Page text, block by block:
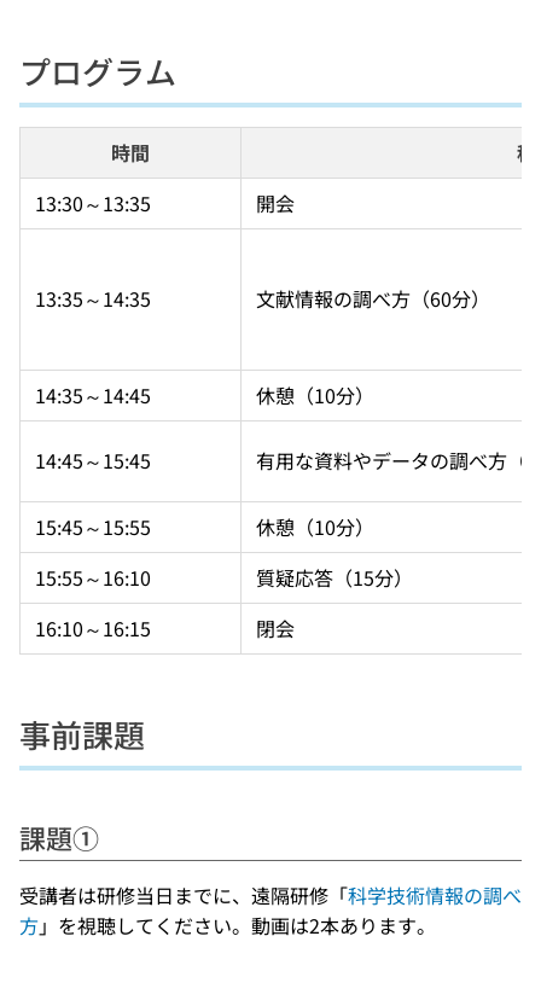
プログラム
時間
13:30～13:35
開会
13:35～14:35 文献情報の調べ方（60分）
14:35～14:45 休憩（10分）
14:45～15:45 有用な資料やデータの調べ方（
15:45～15:55
休憩（10分）
15:55～16:10
質疑応答（15分）
16:10～16:15
閉会
事前課題
課題①
受講者は研修当日までに、遠隔研修「科学技術情報の調べ
方」を視聴してください。動画は2本あります。